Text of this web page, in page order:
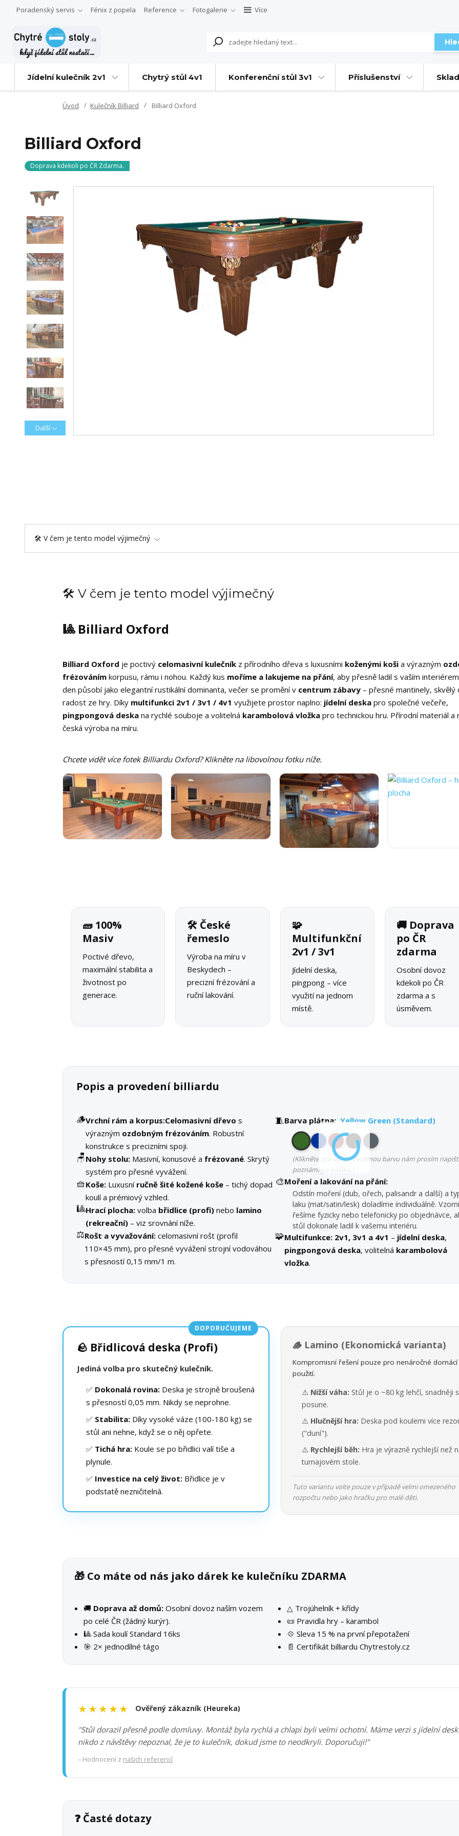
Poradenský servis Fénix z popela Reference Fotogalerie Více
Jídelní kulečník 2v1 Chytrý stůl 4v1 Konferenční stůl 3v1 Příslušenství
Úvod Kulečník Billiard Billiard Oxford
Billiard Oxford
Doprava kdekoli po ČR Zdarma.
Další
🛠️ V čem je tento model výjimečný
🛠️ V čem je tento model výjimečný
🎱 Billiard Oxford
Billiard Oxford je poctivý celomasivní kulečník z přírodního dřeva s luxusními koženými koši a výrazným
frézováním korpusu, rámu i nohou. Každý kus moříme a lakujeme na přání, aby přesně ladil s vaším
den působí jako elegantní rustikální dominanta, večer se promění v centrum zábavy – přesné mantinely, skvělý
radost ze hry. Díky multifunkci 2v1 / 3v1 / 4v1 využijete prostor naplno: jídelní deska pro společné večeře,
pingpongová deska na rychlé souboje a volitelná karambolová vložka pro technickou hru. Přírodní materiál a
česká výroba na míru.
Chcete vidět více fotek Billiardu Oxford? Klikněte na libovolnou fotku níže.
🧱 100%
Masiv
Poctivé dřevo,
maximální stabilita a
životnost po
generace.
🛠 České
řemeslo
Výroba na míru v
Beskydech –
precizní frézování a
ruční lakování.
🧩
Multifunkční
2v1 / 3v1
Jídelní deska,
pingpong – více
využití na jednom
místě.
🚚 Doprava
po ČR
zdarma
Osobní dovoz
kdekoli po ČR
zdarma a s
úsměvem.
Popis a provedení billiardu
🪵Vrchní rám a korpus:Celomasivní dřevo s
výrazným ozdobným frézováním. Robustní
konstrukce s precizními spoji.
🪑 Nohy stolu: Masivní, konusové a frézované. Skrytý
systém pro přesné vyvážení.
🧺Koše: Luxusní ručně šité kožené koše – tichý dopad
koulí a prémiový vzhled.
🎱Hrací plocha: volba břidlice (profi) nebo lamino
(rekreační) – viz srovnání níže.
⚖️Rošt a vyvažování: celomasivní rošt (profil
110×45 mm), pro přesné vyvážení strojní vodováhou
s přesností 0,15 mm/1 m.
🧵Barva plátna: Yellow Green (Standard)
(Klikněte pro výběr. Zvolenou barvu nám prosím
poznámky v košíku.)
🎨Moření a lakování na přání:
Odstín moření (dub, ořech, palisandr a další) a
laku (mat/satin/lesk) doladíme individuálně.
řešíme fyzicky nebo telefonicky po objednávce,
stůl dokonale ladil k vašemu interiéru.
🧩Multifunkce:2v1, 3v1 a 4v1 – jídelní deska,
pingpongová deska, volitelná karambolová
vložka.
DOPORUČUJEME
🪨 Břidlicová deska (Profi)
Jediná volba pro skutečný kulečník.
✅ Dokonalá rovina: Deska je strojně broušená
s přesností 0,05 mm. Nikdy se neprohne.
✅ Stabilita: Díky vysoké váze (100-180 kg) se
stůl ani nehne, když se o něj opřete.
✅ Tichá hra: Koule se po břidlici valí tiše a
plynule.
✅ Investice na celý život: Břidlice je v
podstatě nezničitelná.
🪵 Lamino (Ekonomická varianta)
Kompromisní řešení pouze pro nenáročné domácí
použití.
⚠️ Nižší váha: Stůl je o ~80 kg lehčí, snadněji
posune.
⚠️ Hlučnější hra: Deska pod koulemi více
("duní").
⚠️ Rychlejší běh: Hra je výrazně rychlejší než
turnajovém stole.
Tuto variantu volte pouze v případě velmi omezeného
rozpočtu nebo jako hračku pro malé děti.
🎁 Co máte od nás jako dárek ke kulečníku ZDARMA
🚚 Doprava až domů: Osobní dovoz naším vozem
po celé ČR (žádný kurýr).
🎱 Sada koulí Standard 16ks
🎯 2× jednodílné tágo
△ Trojúhelník + křídy
📜 Pravidla hry – karambol
💠 Sleva 15 % na první přepotažení
📄 Certifikát billiardu Chytrestoly.cz
★★★★★ Ověřený zákazník (Heureka)
"Stůl dorazil přesně podle domluvy. Montáž byla rychlá a chlapi byli velmi ochotní. Máme verzi s jídelní
nikdo z návštěvy nepoznal, že je to kulečník, dokud jsme to neodkryli. Doporučuji!"
– Hodnocení z našich referencí
❓ Časté dotazy